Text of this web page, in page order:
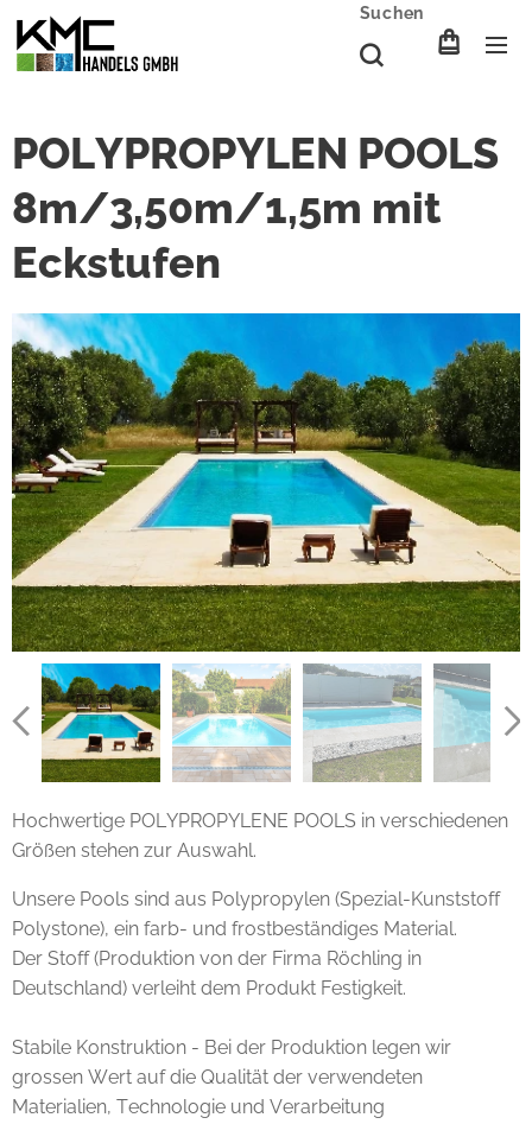
Suchen
POLYPROPYLEN POOLS
8m/3,50m/1,5m mit
Eckstufen
Hochwertige POLYPROPYLENE POOLS in verschiedenen
Größen stehen zur Auswahl.
Unsere Pools sind aus Polypropylen (Spezial-Kunststoff
Polystone), ein farb- und frostbeständiges Material.
Der Stoff (Produktion von der Firma Röchling in
Deutschland) verleiht dem Produkt Festigkeit.
Stabile Konstruktion - Bei der Produktion legen wir
grossen Wert auf die Qualität der verwendeten
Materialien, Technologie und Verarbeitung